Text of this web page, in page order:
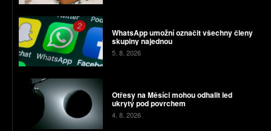
WhatsApp umožní označit všechny členy
skupiny najednou
5. 8. 2026
Otřesy na Měsíci mohou odhalit led
ukrytý pod povrchem
4. 8. 2026